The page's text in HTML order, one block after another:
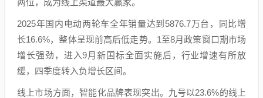
两位，成为线上渠道最大赢家。
2025年国内电动两轮车全年销量达到5876.7万台，同比增
长16.6%，整体呈现前高后低走势。1至8月政策窗口期市场
增长强劲，进入9月新国标全面实施后，行业增速有所放
缓，四季度转入负增长区间。
线上市场方面，智能化品牌表现突出。九号以23.6%的线上